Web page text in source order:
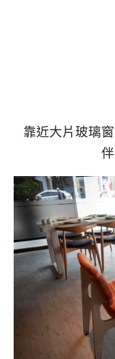
靠近大片玻璃